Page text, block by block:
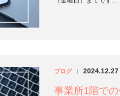
ブログ | 2024.12.27
事業所1階で